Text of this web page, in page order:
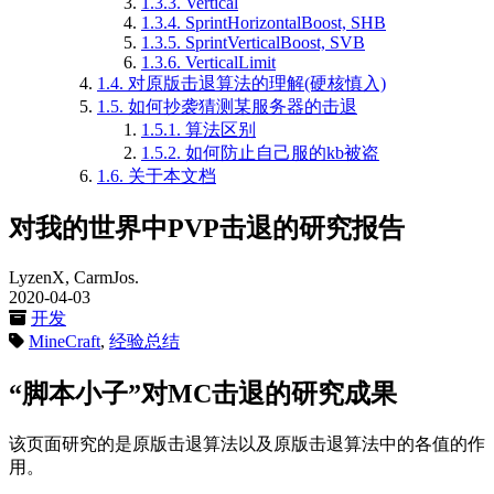
1.3.4. SprintHorizontalBoost, SHB
1.3.5. SprintVerticalBoost, SVB
1.3.6. VerticalLimit
1.4. 对原版击退算法的理解(硬核慎入)
1.5. 如何抄袭猜测某服务器的击退
1.5.1. 算法区别
1.5.2. 如何防止自己服的kb被盗
1.6. 关于本文档
对我的世界中PVP击退的研究报告
LyzenX, CarmJos.
2020-04-03
开发
MineCraft, 经验总结
“脚本小子”对MC击退的研究成果
该页面研究的是原版击退算法以及原版击退算法中的各值的作
用。